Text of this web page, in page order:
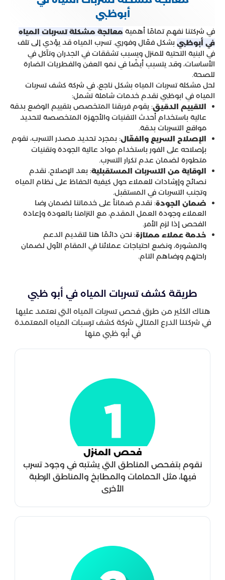
أبوظبي
في شركتنا نفهم تمامًا أهمية معالجة مشكلة تسربات المياه
في أبوظبي بشكل فعّال وفوري. تسرب المياه قد يؤدي إلى تلف
في البنية التحتية للمنزل ويسبب تشققات في الجدران وتآكل في
الأساسات، وقد يتسبب أيضًا في نمو العفن والفطريات الضارة
للصحة.
لحل مشكلة تسربات المياه بشكل ناجع، في شركة كشف تسربات
المياه في ابوظبي نقدم خدمات شاملة تشمل:
التقييم الدقيق: يقوم فريقنا المتخصص بتقييم الوضع بدقة
عالية باستخدام أحدث التقنيات والأجهزة المتخصصة لتحديد
مواقع التسربات بدقة.
الإصلاح السريع والفعّال: بمجرد تحديد مصدر التسرب، نقوم
بإصلاحه على الفور باستخدام مواد عالية الجودة وتقنيات
متطورة لضمان عدم تكرار التسرب.
الوقاية من التسربات المستقبلية: بعد الإصلاح، نقدم
نصائح وإرشادات للعملاء حول كيفية الحفاظ على نظام المياه
وتجنب التسربات في المستقبل.
ضمان الجودة: نقدم ضماناً على خدماتنا لضمان رضا
العملاء وجودة العمل المقدم، مع التزامنا بالعودة وإعادة
الفحص إذا لزم الأمر.
خدمة عملاء ممتازة: نحن دائمًا هنا لتقديم الدعم
والمشورة، ونضع احتياجات عملائنا في المقام الأول لضمان
راحتهم ورضاهم التام.
طريقة كشف تسربات المياه في أبو ظبي
هناك الكثير من طرق فحص تسربات المياه التي نعتمد عليها
في شركتنا الدرع المتالي شركة كشف ترسبات المياه المعتمدة
في أبو ظبي منها
فحص المنزل
نقوم بتفحص المناطق التي يشتبه في وجود تسرب
فيها، مثل الحمامات والمطابخ والمناطق الرطبة
الأخرى